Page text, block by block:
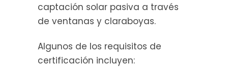
captación solar pasiva a través
de ventanas y claraboyas.
Algunos de los requisitos de
certificación incluyen: